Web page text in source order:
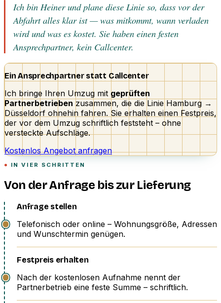
Ich bin Heiner und plane diese Linie so, dass vor der
Abfahrt alles klar ist — was mitkommt, wann verladen
wird und was es kostet. Sie haben einen festen
Ansprechpartner, kein Callcenter.
Ein Ansprechpartner statt Callcenter
Ich bringe Ihren Umzug mit geprüften
Partnerbetrieben zusammen, die die Linie Hamburg →
Düsseldorf ohnehin fahren. Sie erhalten einen Festpreis,
der vor dem Umzug schriftlich feststeht – ohne
versteckte Aufschläge.
Kostenlos Angebot anfragen
IN VIER SCHRITTEN
Von der Anfrage bis zur Lieferung
Anfrage stellen
Telefonisch oder online – Wohnungsgröße, Adressen
und Wunschtermin genügen.
Festpreis erhalten
Nach der kostenlosen Aufnahme nennt der
Partnerbetrieb eine feste Summe – schriftlich.